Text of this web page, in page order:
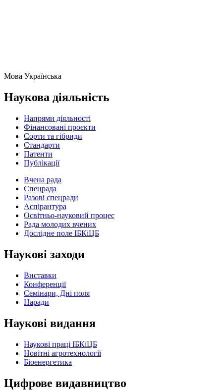
Мова Українська
Наукова діяльність
Напрями діяльності
Фінансовані проєкти
Сорти та гібриди
Стандарти
Патенти
Публікації
Вчена рада
Спецрада
Разові спецради
Аспірантура
Освітньо-науковий процес
Рада молодих вчених
Дослідне поле ІБКіЦБ
Наукові заходи
Виставки
Конференції
Семінари, Дні поля
Наради
Наукові видання
Наукові праці ІБКіЦБ
Новітні агротехнології
Бiоенергетика
Цифрове видавництво